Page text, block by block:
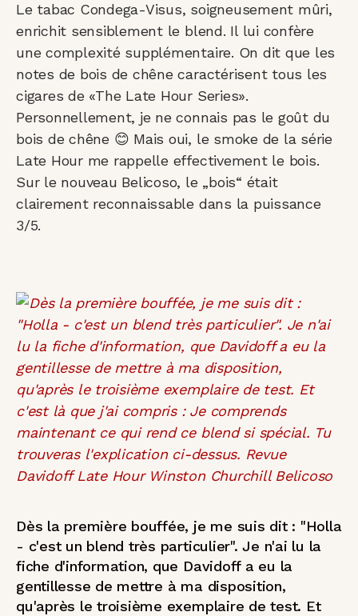
Le tabac Condega-Visus, soigneusement mûri,
enrichit sensiblement le blend. Il lui confère
une complexité supplémentaire. On dit que les
notes de bois de chêne caractérisent tous les
cigares de «The Late Hour Series».
Personnellement, je ne connais pas le goût du
bois de chêne 😊 Mais oui, le smoke de la série
Late Hour me rappelle effectivement le bois.
Sur le nouveau Belicoso, le „bois“ était
clairement reconnaissable dans la puissance
3/5.
Dès la première bouffée, je me suis dit : "Holla
- c'est un blend très particulier". Je n'ai lu la
fiche d'information, que Davidoff a eu la
gentillesse de mettre à ma disposition,
qu'après le troisième exemplaire de test. Et